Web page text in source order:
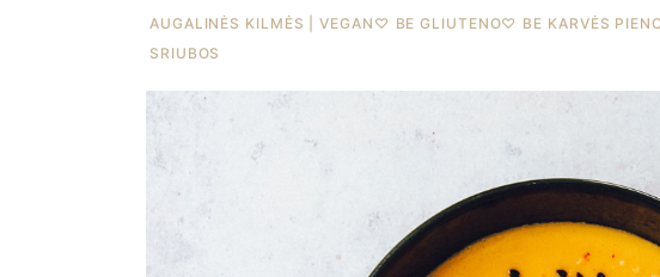
AUGALINĖS KILMĖS | VEGAN ♡ BE GLIUTENO♡ BE KARVĖS
SRIUBOS